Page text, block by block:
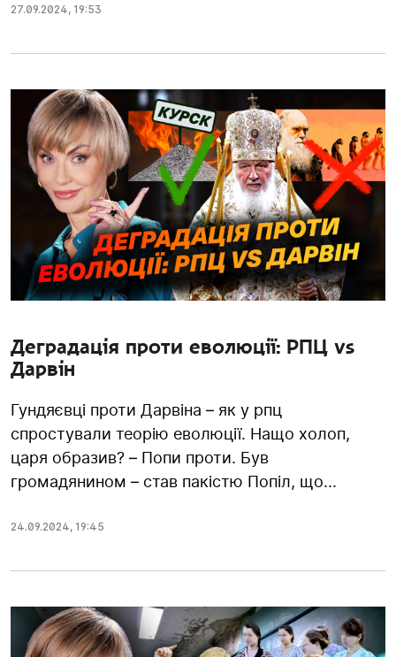
27.09.2024, 19:53
Деградація проти еволюції: РПЦ vs
Дарвін
Гундяєвці проти Дарвіна – як у рпц
спростували теорію еволюції. Нащо холоп,
царя образив? – Попи проти. Був
громадянином – став пакістю Попіл, що...
24.09.2024, 19:45